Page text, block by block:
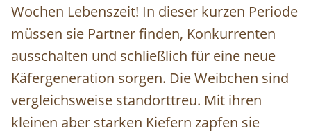
Wochen Lebenszeit! In dieser kurzen Periode
müssen sie Partner finden, Konkurrenten
ausschalten und schließlich für eine neue
Käfergeneration sorgen. Die Weibchen sind
vergleichsweise standorttreu. Mit ihren
kleinen aber starken Kiefern zapfen sie